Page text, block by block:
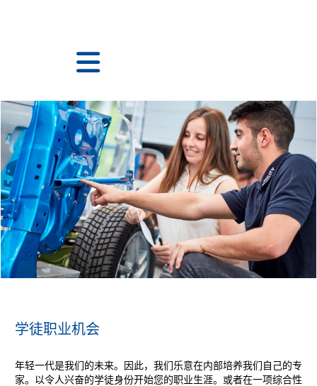
学徒职业机会
年轻一代是我们的未来。因此，我们乐意在内部培养我们自己的专
家。以令人兴奋的学徒身份开始您的职业生涯。或者在一项综合性